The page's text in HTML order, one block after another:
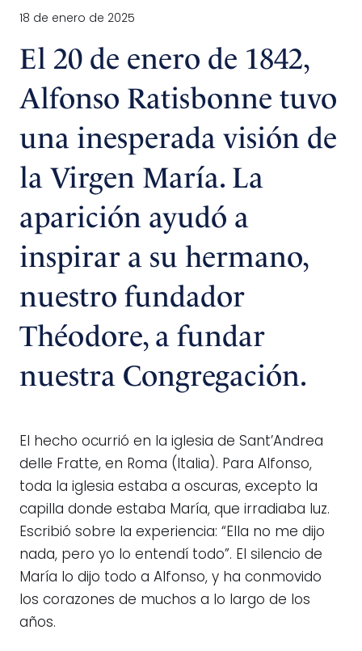
18 de enero de 2025
El 20 de enero de 1842,
Alfonso Ratisbonne tuvo
una inesperada visión de
la Virgen María. La
aparición ayudó a
inspirar a su hermano,
nuestro fundador
Théodore, a fundar
nuestra Congregación.
El hecho ocurrió en la iglesia de Sant’Andrea
delle Fratte, en Roma (Italia). Para Alfonso,
toda la iglesia estaba a oscuras, excepto la
capilla donde estaba María, que irradiaba luz.
Escribió sobre la experiencia: “Ella no me dijo
nada, pero yo lo entendí todo”. El silencio de
María lo dijo todo a Alfonso, y ha conmovido
los corazones de muchos a lo largo de los
años.